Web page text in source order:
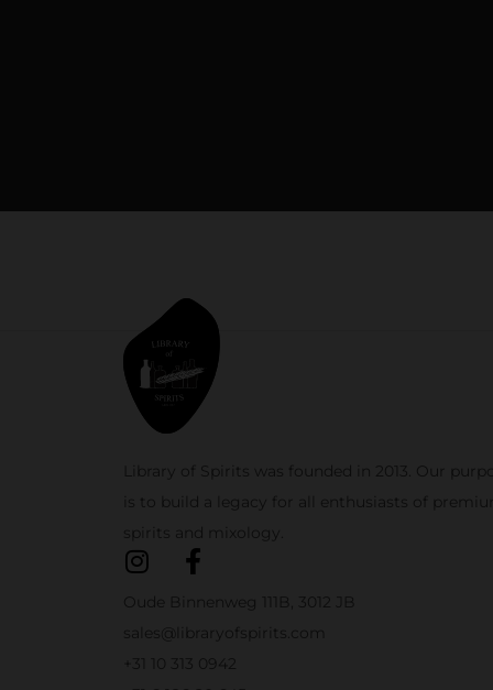
Library of Spirits was founded in 2013. Our
is to build a legacy for all enthusiasts of
spirits and mixology.
Oude Binnenweg 111B, 3012 JB
sales@libraryofspirits.com
+31 10 313 0942